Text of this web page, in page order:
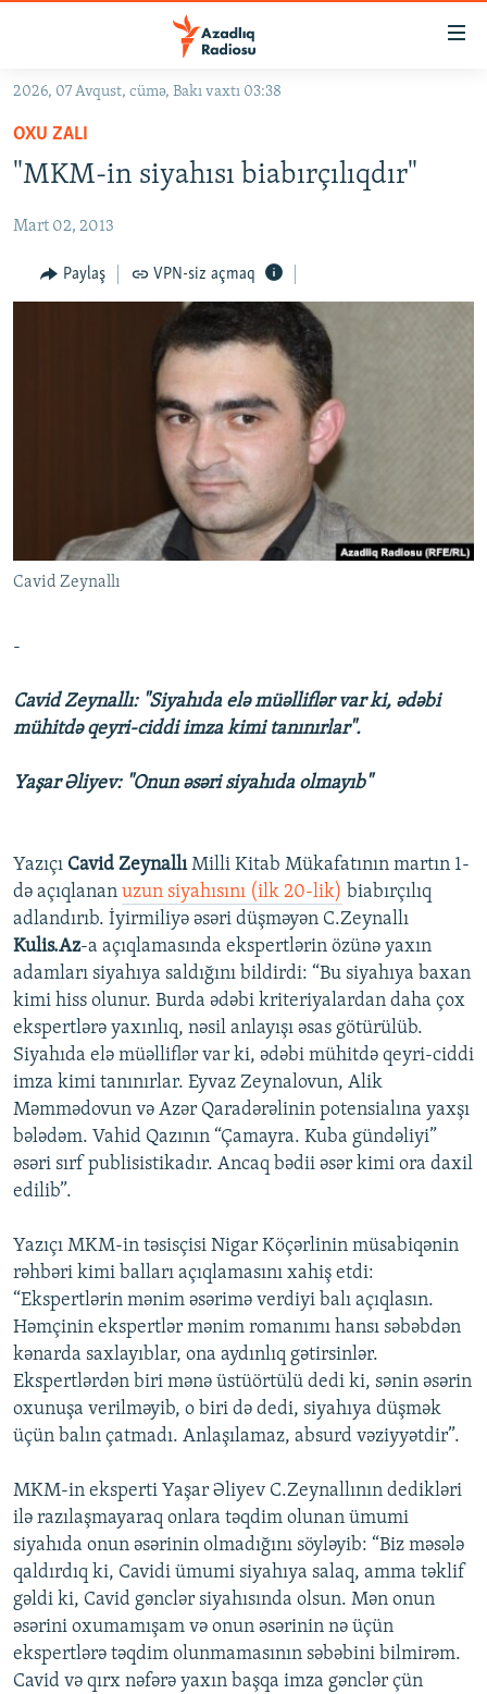
Əsas
qayıt
Əsas
qayıt
#İZAHLA
KORRUPSIOMETR
#ƏSLINDƏ
FƏRQƏ BAX
KARIKATURA
AZƏRBAYCAN ƏDƏBIYYATI KITABXANASI
İSLAM VƏ DEMOKRATIYA
İZ - MƏDƏNIYYƏT PROQRAMI
PEŞƏ ETIKASI VƏ JURNALISTIKA STANDARTLARIMIZ
MATERIALLARIMIZDAN ISTIFADƏ
XƏBƏR BÜLLETENLƏRIMIZ
2026, 07 Avqust, cümə, Bakı vaxtı 03:38
OXU ZALI
"MKM-in siyahısı biabırçılıqdır"
Mart 02, 2013
Paylaş VPN-siz açmaq
Cavid Zeynallı
-
Cavid Zeynallı: "Siyahıda elə müəlliflər var ki, ədəbi
mühitdə qeyri-ciddi imza kimi tanınırlar".
Yaşar Əliyev: "Onun əsəri siyahıda olmayıb"
Yazıçı Cavid ZeynallıMilli Kitab Mükafatının martın 1-
də açıqlanan uzun siyahısını (ilk 20-lik) biabırçılıq
adlandırıb. İyirmiliyə əsəri düşməyən C.Zeynallı
Kulis.Az-a açıqlamasında ekspertlərin özünə yaxın
adamları siyahıya saldığını bildirdi: “Bu siyahıya baxan
kimi hiss olunur. Burda ədəbi kriteriyalardan daha çox
ekspertlərə yaxınlıq, nəsil anlayışı əsas götürülüb.
Siyahıda elə müəlliflər var ki, ədəbi mühitdə qeyri-ciddi
imza kimi tanınırlar. Eyvaz Zeynalovun, Alik
Məmmədovun və Azər Qaradərəlinin potensialına yaxşı
bələdəm. Vahid Qazının “Çamayra. Kuba gündəliyi”
əsəri sırf publisistikadır. Ancaq bədii əsər kimi ora daxil
edilib”.
Yazıçı MKM-in təsisçisi Nigar Köçərlinin müsabiqənin
rəhbəri kimi balları açıqlamasını xahiş etdi:
“Ekspertlərin mənim əsərimə verdiyi balı açıqlasın.
Həmçinin ekspertlər mənim romanımı hansı səbəbdən
kənarda saxlayıblar, ona aydınlıq gətirsinlər.
Ekspertlərdən biri mənə üstüörtülü dedi ki, sənin əsərin
oxunuşa verilməyib, o biri də dedi, siyahıya düşmək
üçün balın çatmadı. Anlaşılamaz, absurd vəziyyətdir”.
MKM-in eksperti Yaşar Əliyev C.Zeynallının dedikləri
ilə razılaşmayaraq onlara təqdim olunan ümumi
siyahıda onun əsərinin olmadığını söyləyib: “Biz məsələ
qaldırdıq ki, Cavidi ümumi siyahıya salaq, amma təklif
gəldi ki, Cavid gənclər siyahısında olsun. Mən onun
əsərini oxumamışam və onun əsərinin nə üçün
ekspertlərə təqdim olunmamasının səbəbini bilmirəm.
Cavid və qırx nəfərə yaxın başqa imza gənclər çün